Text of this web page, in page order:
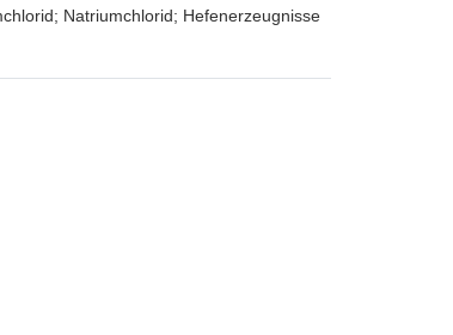
Natriumchlorid; Hefenerzeugnisse